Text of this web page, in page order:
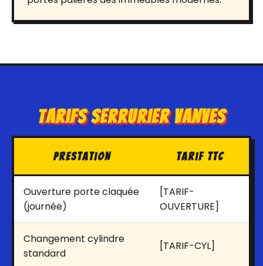
Tarifs Serrurier Vanves
Prestation Tarif TTC
Ouverture porte claquée
(journée)
[TARIF-
OUVERTURE]
Changement cylindre
standard
[TARIF-CYL]